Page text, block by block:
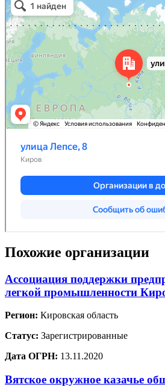
Похожие организации
Ассоциация поддержки
легкой промышленности
Регион: Кировская область
Статус: Зарегистрированные
Дата ОГРН: 13.11.2020
Вятское окружное казачье